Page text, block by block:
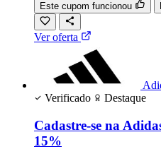
Este cupom funcionou
Ver oferta
Verificado
Destaque
Cadastre-se na
15%